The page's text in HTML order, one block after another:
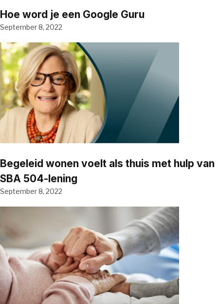
Hoe word je een Google Guru
September 8, 2022
Begeleid wonen voelt als thuis met hulp van
SBA 504-lening
September 8, 2022